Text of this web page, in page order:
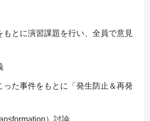
もとに演習課題を行い、全員で意見
った事件をもとに「発生防止＆再発
）討論